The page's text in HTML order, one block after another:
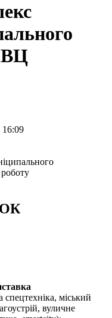
16:09
спецтехніка, міський
вуличне